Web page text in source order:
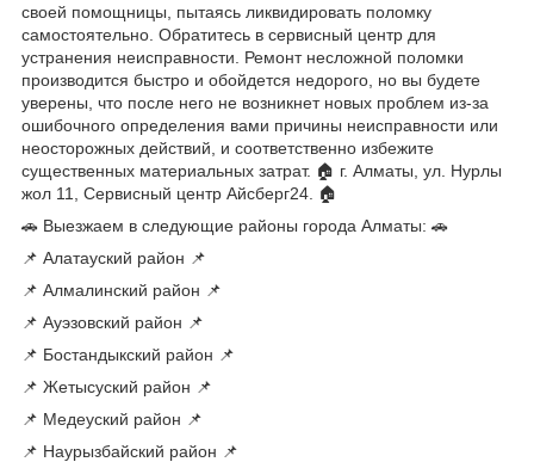
своей помощницы, пытаясь ликвидировать поломку
самостоятельно. Обратитесь в сервисный центр для
устранения неисправности. Ремонт несложной поломки
производится быстро и обойдется недорого, но вы будете
уверены, что после него не возникнет новых проблем из-за
ошибочного определения вами причины неисправности или
неосторожных действий, и соответственно избежите
существенных материальных затрат. 🏠 г. Алматы, ул. Нурлы
жол 11, Сервисный центр Айсберг24. 🏠
🚗 Выезжаем в следующие районы города Алматы: 🚗
📌 Алатауский район 📌
📌 Алмалинский район 📌
📌 Ауэзовский район 📌
📌 Бостандыкский район 📌
📌 Жетысуский район 📌
📌 Медеуский район 📌
📌 Наурызбайский район 📌